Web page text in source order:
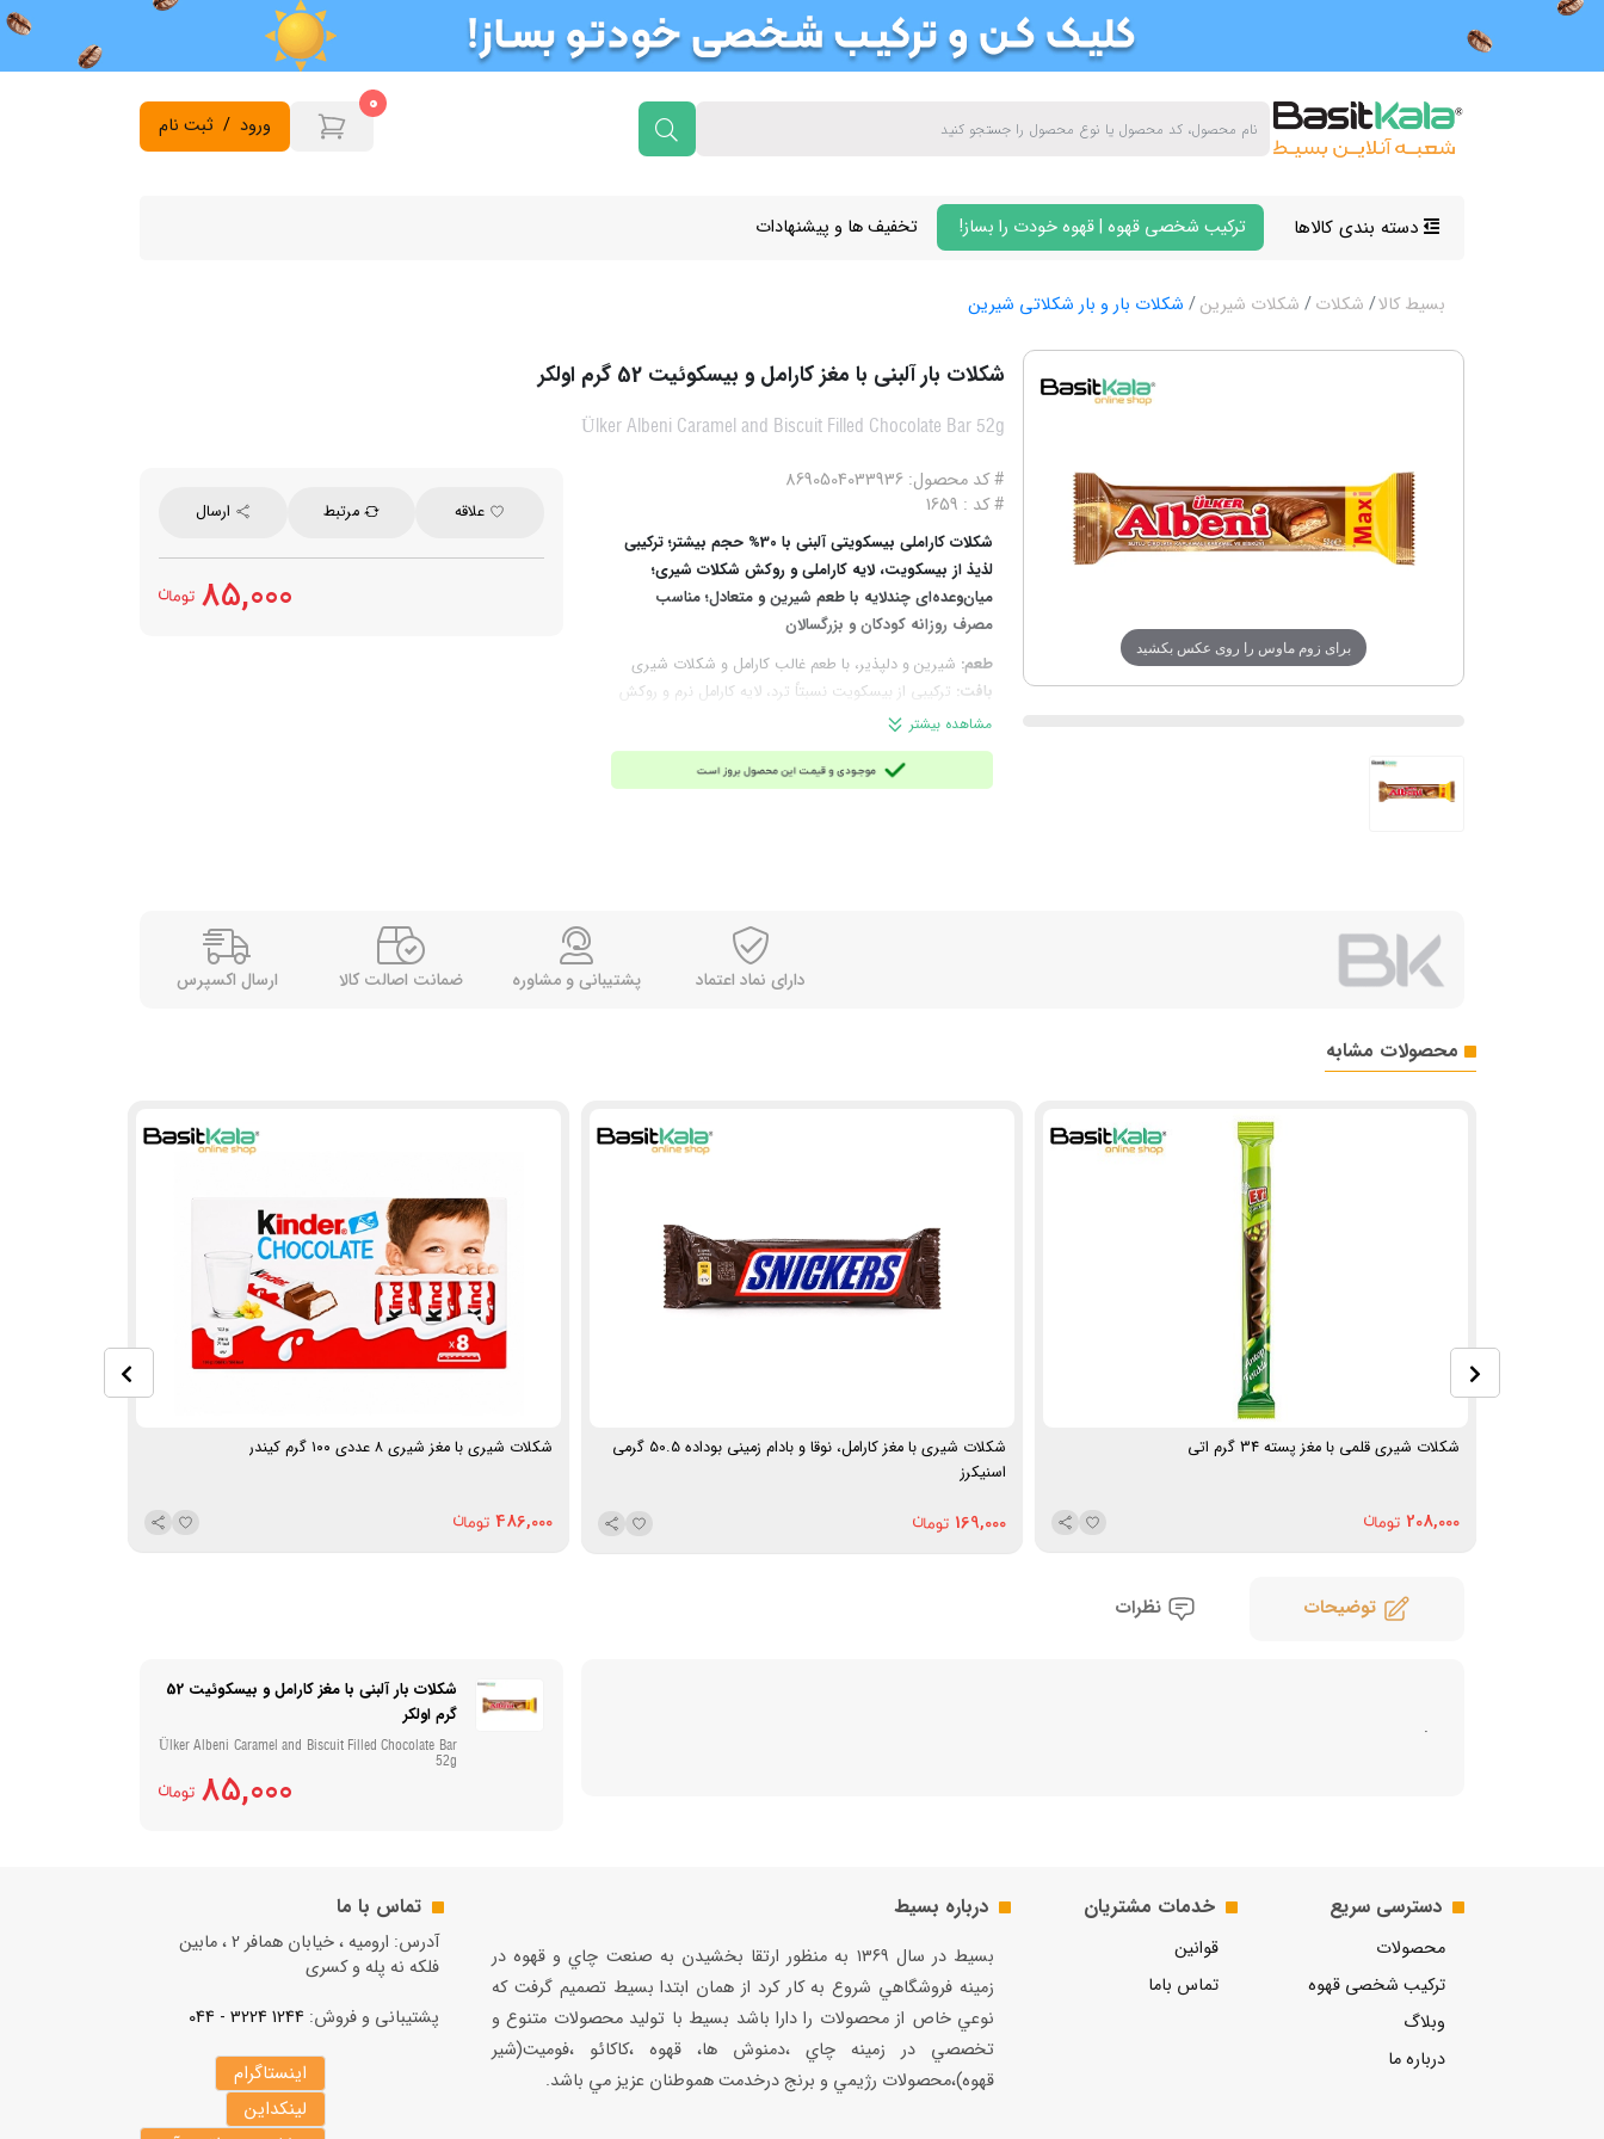
ثبت نام / ورود
0
دسته بندی کالاها ترکیب شخصی قهوه | قهوه خودت را بساز! تخفیف ها و پیشنهادات
بسیط کالا شکلات شکلات شیرین شکلات بار و بار شکلاتی شیرین
برای زوم ماوس را روی عکس بکشید
شکلات بار آلبنی با مغز کارامل و بیسکوئیت 52 گرم اولکر
Ülker Albeni Caramel and Biscuit Filled Chocolate Bar 52g
# کد محصول: 8690504033936
# کد : 1659
شکلات کاراملی بیسکویتی آلبنی با 30% حجم بیشتر؛ ترکیبی
لذیذ از بیسکویت، لایه کاراملی و روکش شکلات شیری؛
میان‌وعده‌ای چندلایه با طعم شیرین و متعادل؛ مناسب
مصرف روزانه کودکان و بزرگسالان
طعم: شیرین و دلپذیر، با طعم غالب کارامل و شکلات شیری
بافت: ترکیبی از بیسکویت نسبتاً ترد، لایه کارامل نرم و روکش
لطیف شکلات شیری
چرا انتخاب این محصول؟اگر به‌دنبال یک میان‌وعده خوشمزه
و سیرکننده با شیرینی کارامل و ترکیب شکلات و بیسکویت
طعم‌دهنده‌ها، بی‌کربنات سدیم و سایر ترکیبات مجاز خوراکی
این محصول حاوی شیر، سویا و گلوتن است؛ در صورت
حساسیت به این مواد در مصرف آن احتیاط کنید.
مشاهده بیشتر
علاقه مرتبط ارسال
85,000
دارای نماد اعتماد پشتیبانی و مشاوره ضمانت اصالت کالا ارسال اکسپرس
محصولات مشابه
شکلات شیری قلمی با مغز پسته 34 گرم اتی
208,000
شکلات شیری با مغز کارامل، نوقا و بادام زمینی بوداده 50.5 گرمی
اسنیکرز
169,000
شکلات شیری با مغز شیری ۸ عددی ۱۰۰ گرم کیندر
486,000
توضیحات نظرات
شکلات بار آلبنی با مغز کارامل و بیسکوئیت 52
گرم اولکر
Ülker Albeni Caramel and Biscuit Filled Chocolate Bar
52g
85,000
.
دسترسی سریع
محصولات
ترکیب شخصی قهوه
وبلاگ
درباره ما
خدمات مشتریان
قوانین
تماس باما
درباره بسیط
بسيط در سال ۱۳۶۹ به منظور ارتقا بخشيدن به صنعت چاي و قهوه در
زمينه فروشگاهي شروع به كار كرد از همان ابتدا بسيط تصميم گرفت كه
نوعي خاص از محصولات را دارا باشد بسيط با توليد محصولات متنوع و
تخصصي در زمينه چاي ،دمنوش ها، قهوه ،كاكائو ،فوميت(شير
قهوه)،محصولات رژيمي و برنج درخدمت هموطنان عزيز مي باشد.
تماس با ما
آدرس: ارومیه ، خیابان همافر 2 ، مابين
فلكه نه پله و کسری
پشتیبانی و فروش: 1244 3224 - 044
اینستاگرام
لینکداین